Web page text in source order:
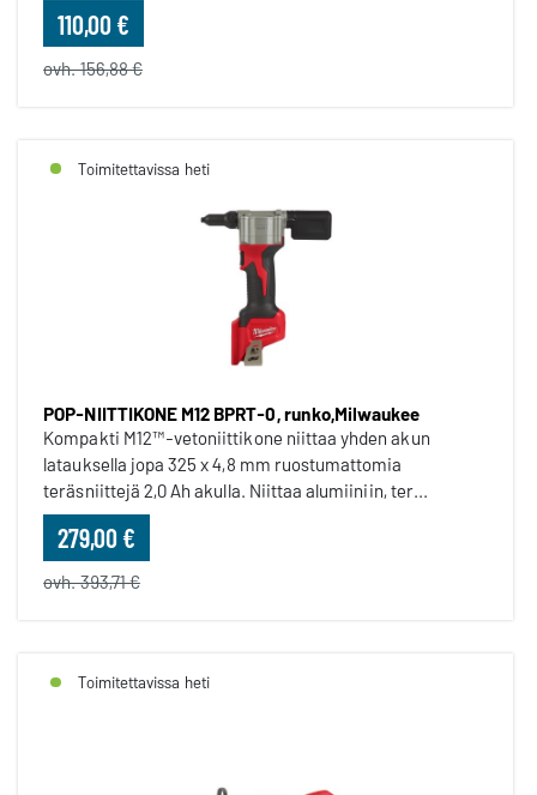
110,00 €
ovh. 156,88 €
Toimitettavissa heti
POP-NIITTIKONE M12 BPRT-0, runko,Milwaukee
Kompakti M12™-vetoniittikone niittaa yhden akun
latauksella jopa 325 x 4,8 mm ruostumattomia
teräsniittejä 2,0 Ah akulla. Niittaa alumiiniin, ter...
279,00 €
ovh. 393,71 €
Toimitettavissa heti